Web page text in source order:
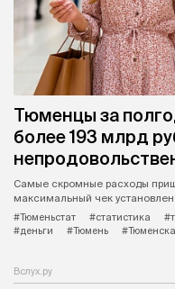
Тюменцы за
более 193 млрд
Самые скромные расходы
максимальный чек установлен
#Тюменьстат
#статистика
#деньги
#Тюмень
Вслух.ру